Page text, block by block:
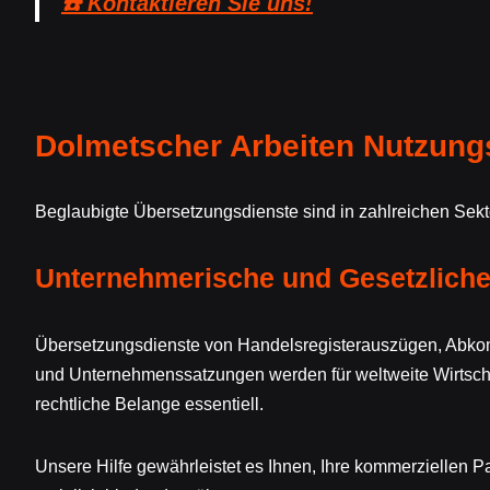
Dolmetscher Arbeiten
Beglaubigte Übersetzungsdienste sind in zahlreichen
Unternehmerische und
Übersetzungsdienste von Handelsregisterauszügen,
und Unternehmenssatzungen werden für weltweite
rechtliche Belange essentiell.
Unsere Hilfe gewährleistet es Ihnen, Ihre kommerziellen